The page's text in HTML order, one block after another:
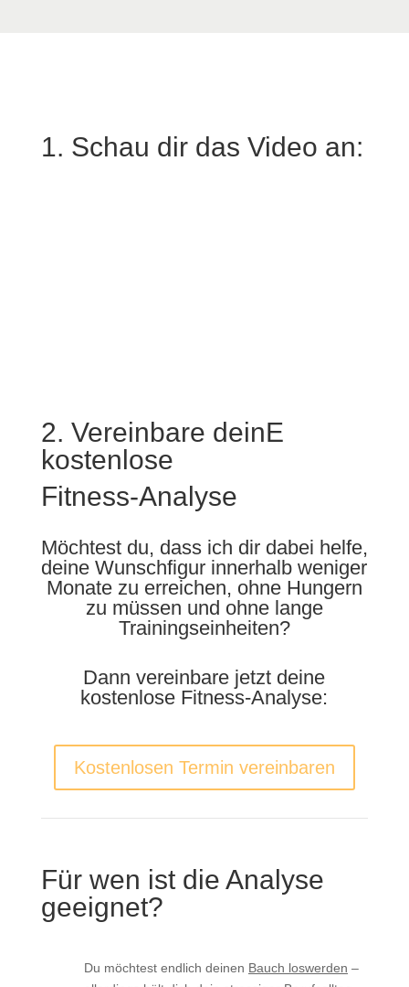
1. Schau dir das Video an:
2. Vereinbare deinE
kostenlose
Fitness-Analyse
Möchtest du, dass ich dir dabei helfe,
deine Wunschfigur innerhalb weniger
Monate zu erreichen, ohne Hungern
zu müssen und ohne lange
Trainingseinheiten?
Dann vereinbare jetzt deine
kostenlose Fitness-Analyse:
Kostenlosen Termin vereinbaren
Für wen ist die Analyse
geeignet?
Du möchtest endlich deinen Bauch loswerden –